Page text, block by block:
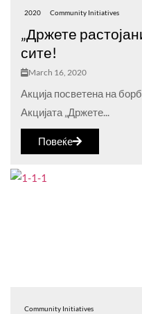
2020 Community Initiatives
„Држете
сите!
March 16, 2020
Акција посветена на
Акцијата „Држете...
Повеќе
Community Initiatives